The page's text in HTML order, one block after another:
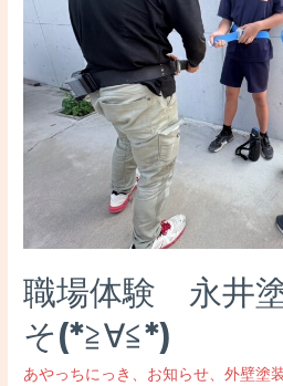
階
ル
ー
ン
上
げ
職場体験 永井
そ(*≧∀≦*)
あやっちにっき 、 お知らせ、外壁塗